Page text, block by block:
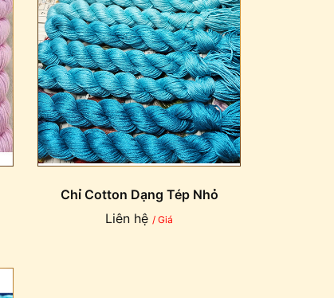
Chỉ Cotton Dạng Tép Nhỏ
Liên hệ / Giá